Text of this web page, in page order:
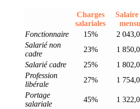
Charges
salariales
Salaire
Fonctionnaire
15% 2
Salarié non
cadre
23% 1
Salarié cadre
25% 1
Profession
libérale
27% 1
Portage
salariale
45% 1